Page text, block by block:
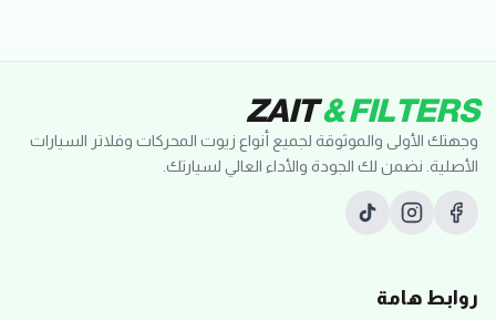
ZAIT& FILTERS
وجهتك الأولى والموثوقة لجميع أنواع زيوت المحركات وفلاتر السيارات
الأصلية. نضمن لك الجودة والأداء العالي لسيارتك.
روابط هامة